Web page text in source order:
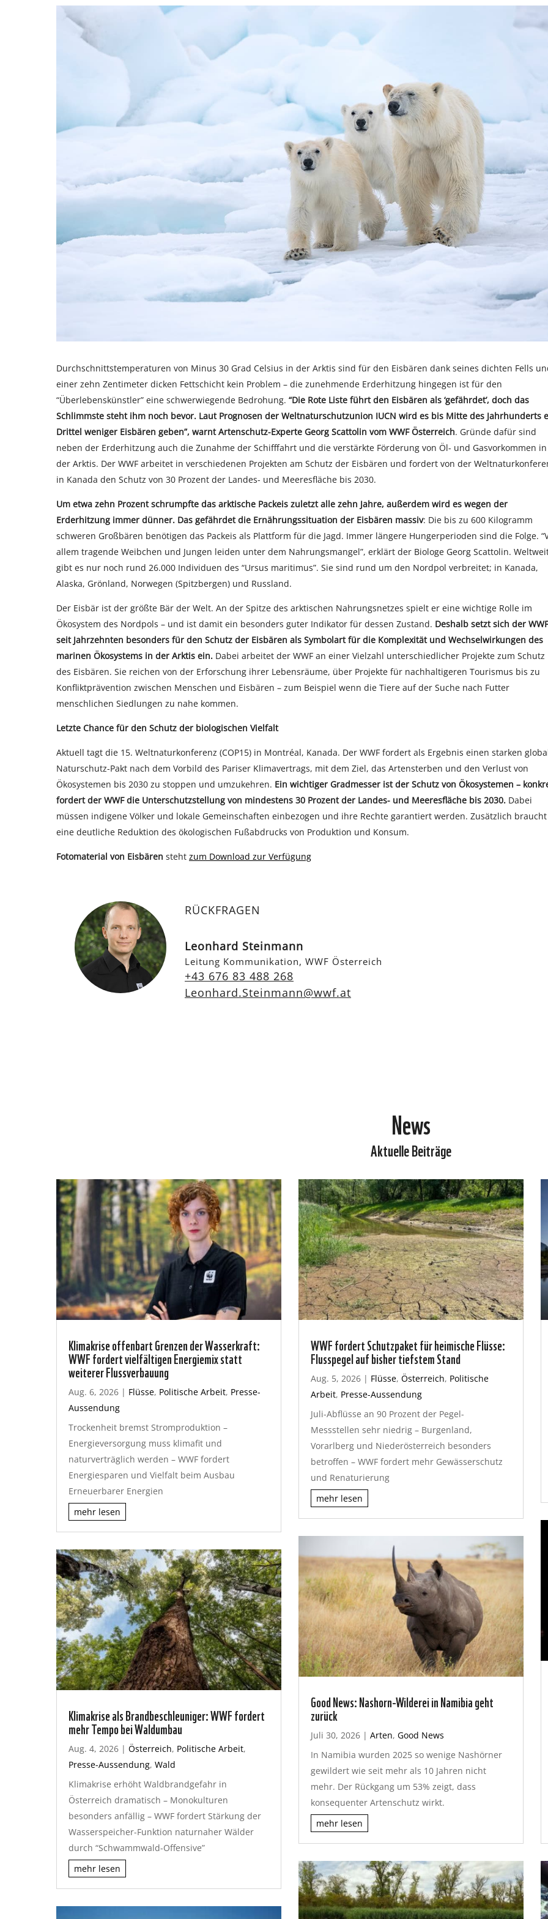
Durchschnittstemperaturen von Minus 30 Grad Celsius in der Arktis sind für den Eisbären dank seines dichten Fells
einer zehn Zentimeter dicken Fettschicht kein Problem – die zunehmende Erderhitzung hingegen ist für den
“Überlebenskünstler” eine schwerwiegende Bedrohung. “Die Rote Liste führt den Eisbären als ‘gefährdet’, doch das
Schlimmste steht ihm noch bevor. Laut Prognosen der Weltnaturschutzunion IUCN wird es bis Mitte des Jahrhunderts
Drittel weniger Eisbären geben”, warnt Artenschutz-Experte Georg Scattolin vom WWF Österreich. Gründe dafür sind
neben der Erderhitzung auch die Zunahme der Schifffahrt und die verstärkte Förderung von Öl- und Gasvorkommen in
der Arktis. Der WWF arbeitet in verschiedenen Projekten am Schutz der Eisbären und fordert von der
in Kanada den Schutz von 30 Prozent der Landes- und Meeresfläche bis 2030.
Um etwa zehn Prozent schrumpfte das arktische Packeis zuletzt alle zehn Jahre, außerdem wird es wegen der
Erderhitzung immer dünner. Das gefährdet die Ernährungssituation der Eisbären massiv: Die bis zu 600 Kilogramm
schweren Großbären benötigen das Packeis als Plattform für die Jagd. Immer längere Hungerperioden sind die Folge.
allem tragende Weibchen und Jungen leiden unter dem Nahrungsmangel”, erklärt der Biologe Georg Scattolin.
gibt es nur noch rund 26.000 Individuen des “Ursus maritimus”. Sie sind rund um den Nordpol verbreitet; in Kanada,
Alaska, Grönland, Norwegen (Spitzbergen) und Russland.
Der Eisbär ist der größte Bär der Welt. An der Spitze des arktischen Nahrungsnetzes spielt er eine wichtige Rolle im
Ökosystem des Nordpols – und ist damit ein besonders guter Indikator für dessen Zustand. Deshalb setzt sich der WWF
seit Jahrzehnten besonders für den Schutz der Eisbären als Symbolart für die Komplexität und Wechselwirkungen des
marinen Ökosystems in der Arktis ein. Dabei arbeitet der WWF an einer Vielzahl unterschiedlicher Projekte zum Schutz
des Eisbären. Sie reichen von der Erforschung ihrer Lebensräume, über Projekte für nachhaltigeren Tourismus bis zu
Konfliktprävention zwischen Menschen und Eisbären – zum Beispiel wenn die Tiere auf der Suche nach Futter
menschlichen Siedlungen zu nahe kommen.
Letzte Chance für den Schutz der biologischen Vielfalt
Aktuell tagt die 15. Weltnaturkonferenz (COP15) in Montréal, Kanada. Der WWF fordert als Ergebnis einen starken
Naturschutz-Pakt nach dem Vorbild des Pariser Klimavertrags, mit dem Ziel, das Artensterben und den Verlust von
Ökosystemen bis 2030 zu stoppen und umzukehren. Ein wichtiger Gradmesser ist der Schutz von Ökosystemen –
fordert der WWF die Unterschutzstellung von mindestens 30 Prozent der Landes- und Meeresfläche bis 2030. Dabei
müssen indigene Völker und lokale Gemeinschaften einbezogen und ihre Rechte garantiert werden. Zusätzlich braucht
eine deutliche Reduktion des ökologischen Fußabdrucks von Produktion und Konsum.
Fotomaterial von Eisbären steht zum Download zur Verfügung
RÜCKFRAGEN
Leonhard Steinmann
Leitung Kommunikation, WWF Österreich
+43 676 83 488 268
Leonhard.Steinmann@wwf.at
News
Aktuelle Beiträge
Klimakrise offenbart Grenzen der Wasserkraft:
WWF fordert vielfältigen Energiemix statt
weiterer Flussverbauung
Aug. 6, 2026 | Flüsse, Politische Arbeit, Presse-
Aussendung
Trockenheit bremst Stromproduktion –
Energieversorgung muss klimafit und
naturverträglich werden – WWF fordert
Energiesparen und Vielfalt beim Ausbau
Erneuerbarer Energien
mehr lesen
Klimakrise als Brandbeschleuniger: WWF fordert
mehr Tempo bei Waldumbau
Aug. 4, 2026 | Österreich, Politische Arbeit,
Presse-Aussendung, Wald
Klimakrise erhöht Waldbrandgefahr in
Österreich dramatisch – Monokulturen
besonders anfällig – WWF fordert Stärkung der
Wasserspeicher-Funktion naturnaher Wälder
durch “Schwammwald-Offensive”
mehr lesen
WWF fordert Schutzpaket für heimische Flüsse:
Flusspegel auf bisher tiefstem Stand
Aug. 5, 2026| Flüsse, Österreich, Politische
Arbeit, Presse-Aussendung
Juli-Abflüsse an 90 Prozent der Pegel-
Messstellen sehr niedrig – Burgenland,
Vorarlberg und Niederösterreich besonders
betroffen – WWF fordert mehr Gewässerschutz
und Renaturierung
mehr lesen
Good News: Nashorn-Wilderei in Namibia geht
zurück
Juli 30, 2026| Arten, Good News
In Namibia wurden 2025 so wenige Nashörner
gewildert wie seit mehr als 10 Jahren nicht
mehr. Der Rückgang um 53% zeigt, dass
konsequenter Artenschutz wirkt.
mehr lesen